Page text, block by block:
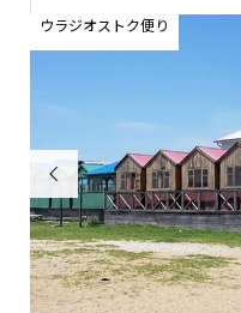

ウラジオストク便り